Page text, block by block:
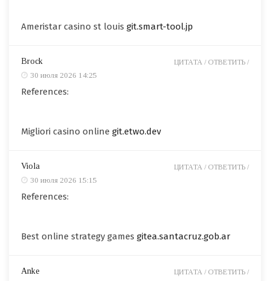
Ameristar casino st louis git.smart-tool.jp
Brock
30 июля 2026 14:25
References:
Migliori casino online git.etwo.dev
ЦИТАТА / ОТВЕТИТЬ /
Viola
30 июля 2026 15:15
References:
Best online strategy games gitea.santacruz.gob.ar
ЦИТАТА / ОТВЕТИТЬ /
Anke
ЦИТАТА / ОТВЕТИТЬ /